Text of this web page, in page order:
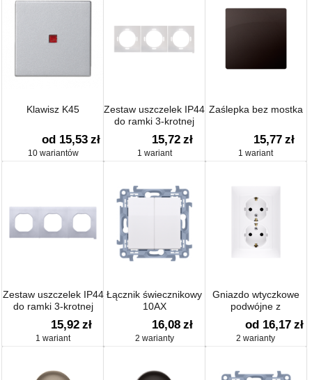
Klawisz K45
od 15,53 zł
10 wariantów
Zestaw uszczelek IP44
do ramki 3-krotnej
15,72 zł
1 wariant
Zaślepka bez mostka
15,77 zł
1 wariant
Zestaw uszczelek IP44
do ramki 3-krotnej
15,92 zł
1 wariant
Łącznik świecznikowy
10AX
16,08 zł
2 warianty
Gniazdo wtyczkowe
podwójne z
uziemieniem typu
Schuko 16A
od 16,17 zł
2 warianty